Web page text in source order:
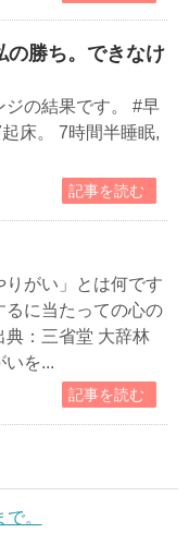
の勝ち。できなけ
の結果です。 #早
床。 7時間半睡眠,
記事を読む
がい」とは何です
るに当たっての心の
典：三省堂 大辞林
いを...
記事を読む
。